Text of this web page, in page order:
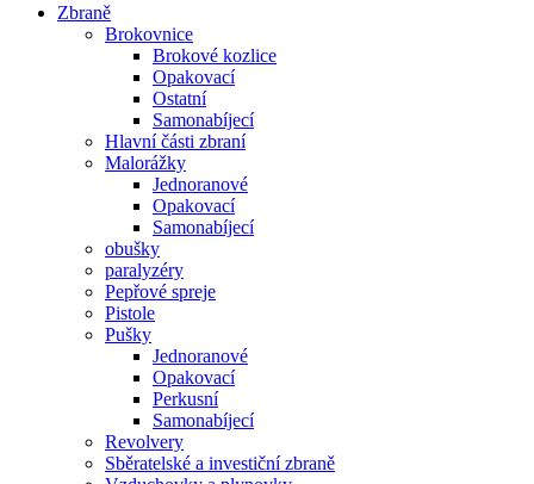
Zbraně
Brokovnice
Brokové kozlice
Opakovací
Ostatní
Samonabíjecí
Hlavní části zbraní
Malorážky
Jednoranové
Opakovací
Samonabíjecí
obušky
paralyzéry
Pepřové spreje
Pistole
Pušky
Jednoranové
Opakovací
Perkusní
Samonabíjecí
Revolvery
Sběratelské a investiční zbraně